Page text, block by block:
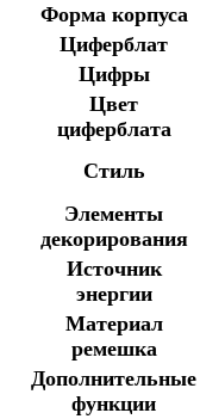
Форма корпуса
Циферблат
Цифры
Цвет
циферблата
Стиль
Элементы
декорирования
Источник
энергии
Материал
ремешка
Дополнительные
функции